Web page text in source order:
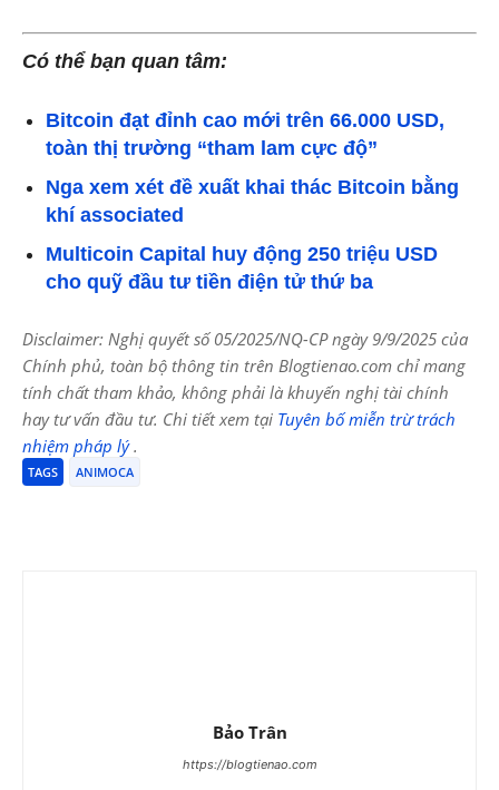
Có thể bạn quan tâm:
Bitcoin đạt đỉnh cao mới trên 66.000 USD,
toàn thị trường “tham lam cực độ”
Nga xem xét đề xuất khai thác Bitcoin bằng
khí associated
Multicoin Capital huy động 250 triệu USD
cho quỹ đầu tư tiền điện tử thứ ba
Disclaimer: Nghị quyết số 05/2025/NQ-CP ngày 9/9/2025 của
Chính phủ, toàn bộ thông tin trên Blogtienao.com chỉ mang
tính chất tham khảo, không phải là khuyến nghị tài chính
hay tư vấn đầu tư. Chi tiết xem tại Tuyên bố miễn trừ trách
nhiệm pháp lý.
TAGS ANIMOCA
Bảo Trân
https://blogtienao.com